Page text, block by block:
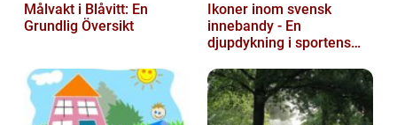
Målvakt i Blåvitt: En
Grundlig Översikt
Ikoner inom svensk
innebandy - En
djupdykning i sportens
profiler